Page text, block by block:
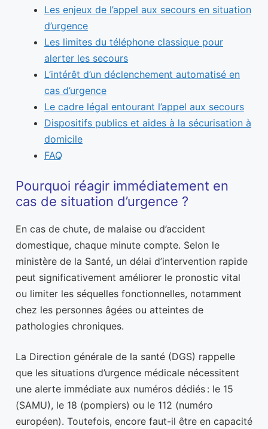
Les enjeux de l’appel aux secours en situation
d’urgence
Les limites du téléphone classique pour
alerter les secours
L’intérêt d’un déclenchement automatisé en
cas d’urgence
Le cadre légal entourant l’appel aux secours
Dispositifs publics et aides à la sécurisation à
domicile
FAQ
Pourquoi réagir immédiatement en
cas de situation d’urgence ?
En cas de chute, de malaise ou d’accident
domestique, chaque minute compte. Selon le
ministère de la Santé, un délai d’intervention rapide
peut significativement améliorer le pronostic vital
ou limiter les séquelles fonctionnelles, notamment
chez les personnes âgées ou atteintes de
pathologies chroniques.
La Direction générale de la santé (DGS) rappelle
que les situations d’urgence médicale nécessitent
une alerte immédiate aux numéros dédiés : le 15
(SAMU), le 18 (pompiers) ou le 112 (numéro
européen). Toutefois, encore faut-il être en capacité